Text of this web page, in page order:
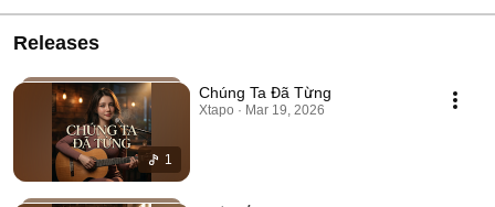
Releases
1
Chúng Ta Đã Từng
Xtapo · Mar 19, 2026